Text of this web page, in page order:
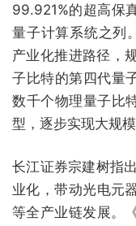
99.921%的超高保
量子计算系统之列
产业化推进路径，
子比特的第四代量
数千个物理量子比
型，逐步实现大规
长江证券宗建树指
业化，带动光电元
等全产业链发展。